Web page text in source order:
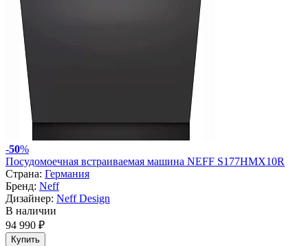
-50%
Посудомоечная встраиваемая машина NEFF S177HMX10R
Страна: Германия
Бренд: Neff
Дизайнер: Neff Design
В наличии
94 990 ₽
Купить